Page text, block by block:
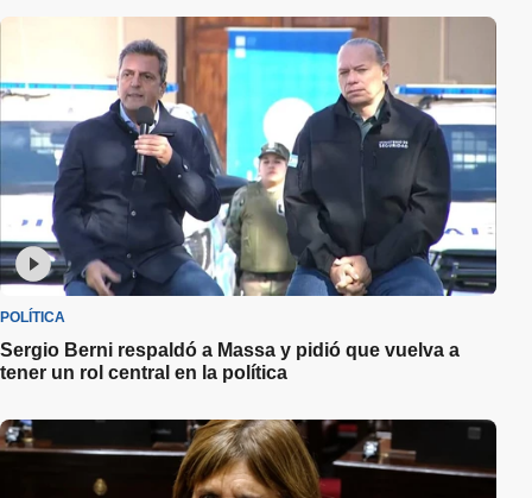
POLÍTICA
Sergio Berni respaldó a Massa y pidió que vuelva a
tener un rol central en la política